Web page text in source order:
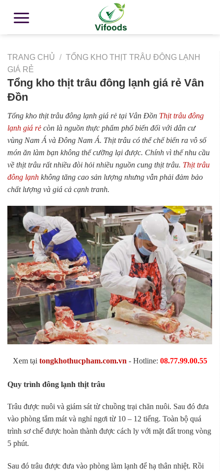
TRANG CHỦ / TỔNG KHO THỊT TRÂU ĐÔNG LẠNH
GIÁ RẺ
Tổng kho thịt trâu đông lạnh giá rẻ Vân
Đồn
Tổng kho thịt trâu đông lạnh giá rẻ tại Vân Đồn Thịt trâu đông
lạnh giá rẻ còn là nguồn thực phẩm phổ biến đối với dân cư
vùng Nam Á và Đông Nam Á. Thịt trâu có thể chế biến ra vô số
món ăn làm bạn không thể cưỡng lại được. Chính vì thế nhu cầu
về thịt trâu rất nhiều đòi hỏi nhiều nguồn cung thịt trâu. Thịt trâu
đông lạnh không tăng cao sản lượng nhưng vẫn phải đảm bảo
chất lượng và giá cả cạnh tranh.
Xem tại tongkhothucpham.com.vn - Hotline: 08.77.99.00.55
Quy trình đông lạnh thịt trâu
Trâu được nuôi và giám sát từ chuồng trại chăn nuôi. Sau đó đưa
vào phòng tắm mát và nghỉ ngơi từ 10 – 12 tiếng. Toàn bộ quá
trình sơ chế được hoàn thành được cách ly với mặt đất trong vòng
5 phút.
Sau đó trâu được đưa vào phòng làm lạnh để hạ thân nhiệt. Rồi